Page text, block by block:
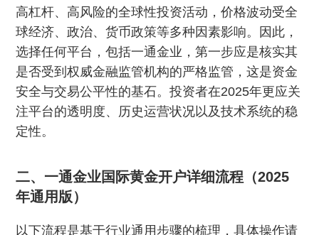
高杠杆、高风险的全球性投资活动，价格波动受全
球经济、政治、货币政策等多种因素影响。因此，
选择任何平台，包括一通金业，第一步应是核实其
是否受到权威金融监管机构的严格监管，这是资金
安全与交易公平性的基石。投资者在2025年更应关
注平台的透明度、历史运营状况以及技术系统的稳
定性。
二、一通金业国际黄金开户详细流程（2025
年通用版）
以下流程是基于行业通用步骤的梳理，具体操作请